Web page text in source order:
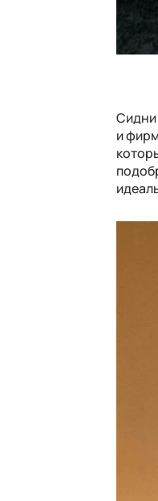
Сидни
и